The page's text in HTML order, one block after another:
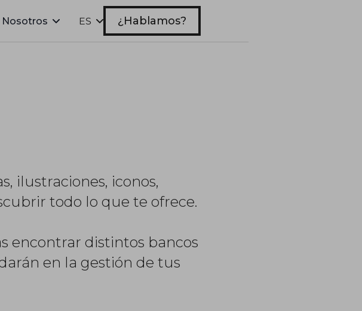
Nosotros ES ¿Hablamos?
ilustraciones, iconos,
todo lo que te ofrece.
encontrar distintos bancos
en la gestión de tus